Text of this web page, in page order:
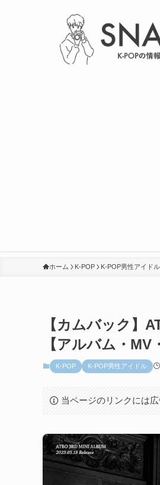
ホーム K-POP K-POP男性アイドル
【カムバック】
【アルバム・MV
K-POP K-POP男性アイドル
当ページのリンクには